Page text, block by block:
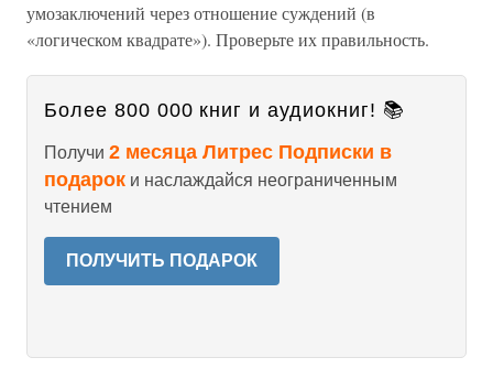
умозаключений через отношение суждений (в
«логическом квадрате»). Проверьте их правильность.
Более 800 000 книг и аудиокниг! 📚
Получи 2 месяца Литрес Подписки в
подарок и наслаждайся неограниченным
чтением
ПОЛУЧИТЬ ПОДАРОК